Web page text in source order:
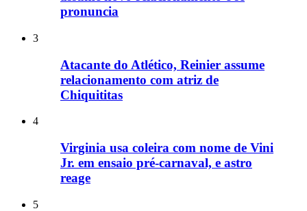
pronuncia
3
Atacante do Atlético, Reinier assume
relacionamento com atriz de
Chiquititas
4
Virginia usa coleira com nome de Vini
Jr. em ensaio pré-carnaval, e astro
reage
5